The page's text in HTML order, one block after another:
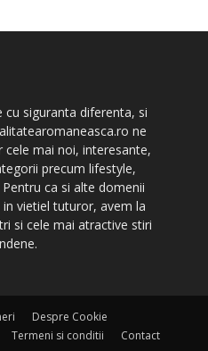
siguranta diferenta, si
ne
mai noi, interesante,
precum lifestyle,
ca si alte domenii
vietiel tuturor, avem la
si cele mai atractive stiri
Despre Cookie
Termeni si conditii Contact